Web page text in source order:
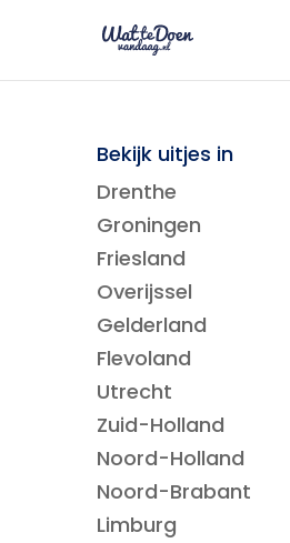
Bekijk uitjes in
Drenthe
Groningen
Friesland
Overijssel
Gelderland
Flevoland
Utrecht
Zuid-Holland
Noord-Holland
Noord-Brabant
Limburg